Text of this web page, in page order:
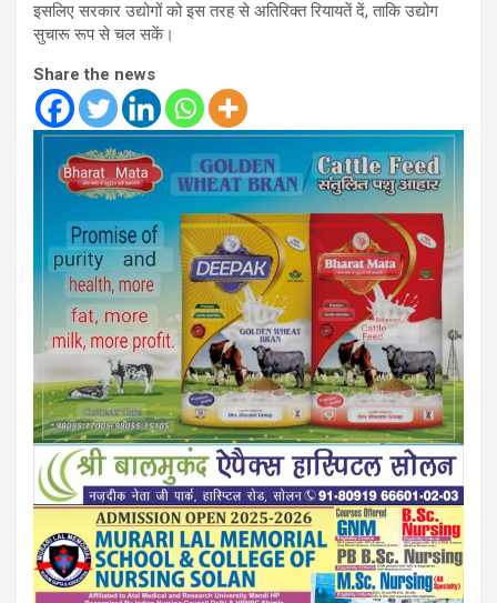
इसलिए सरकार उद्योगों को इस तरह से अतिरिक्त रियायतें दें, ताकि उद्योग
सुचारू रूप से चल सकें।
Share the news